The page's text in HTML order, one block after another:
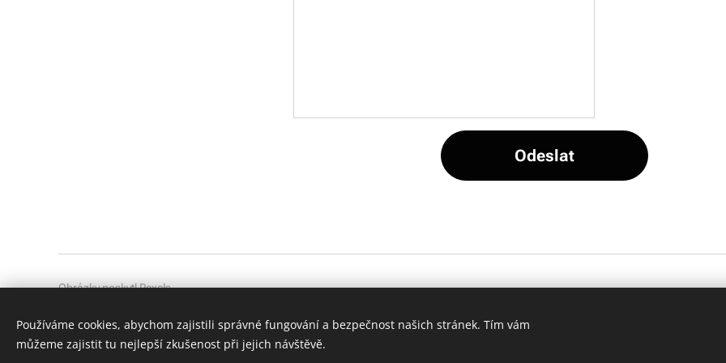
Odeslat
Obrázky poskytlPexels
Používáme cookies, abychom zajistili správné fungování a bezpečnost našich stránek. Tím vám
můžeme zajistit tu nejlepší zkušenost při jejich návštěvě.